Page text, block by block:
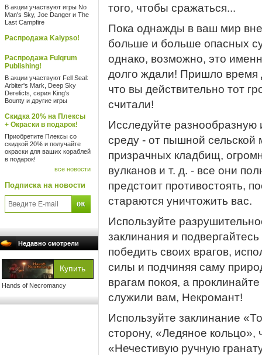
В акции участвуют игры No
Man's Sky, Joe Danger и The
Last Campfire
Распродажа Kalypso!
Распродажа Fulqrum
Publishing!
В акции участвуют Fell Seal:
Arbiter's Mark, Deep Sky
Derelicts, серия King's
Bounty и другие игры
Скидка 20% на Плексы
+ Окраски в подарок!
Приобретите Плексы со
скидкой 20% и получайте
окраски для ваших кораблей
в подарок!
все новости
Подписка на новости
Недавно смотрели
Hands of Necromancy
того, чтобы сражаться...
Пока однажды в ваш мир
больше и больше опасных
однако, возможно, это
долго ждали! Пришло время
что вы действительно тот
считали!
Исследуйте разнообразную
среду - от пышной сельской
призрачных кладбищ,
вулканов и т. д. - все они
предстоит противостоять,
стараются уничтожить вас.
Используйте
заклинания и
победить своих врагов,
силы и подчиняя саму
врагам покоя, а
служили вам, Некромант!
Используйте заклинание
сторону, «Ледяное
«Нечестивую ручную